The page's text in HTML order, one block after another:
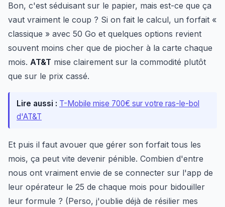
Bon, c'est séduisant sur le papier, mais est-ce que ça
vaut vraiment le coup ? Si on fait le calcul, un forfait «
classique » avec 50 Go et quelques options revient
souvent moins cher que de piocher à la carte chaque
mois. AT&T mise clairement sur la commodité plutôt
que sur le prix cassé.
Lire aussi : T-Mobile mise 700€ sur votre ras-le-bol
d'AT&T
Et puis il faut avouer que gérer son forfait tous les
mois, ça peut vite devenir pénible. Combien d'entre
nous ont vraiment envie de se connecter sur l'app de
leur opérateur le 25 de chaque mois pour bidouiller
leur formule ? (Perso, j'oublie déjà de résilier mes